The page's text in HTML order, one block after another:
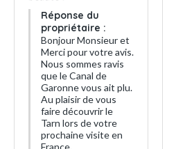
Réponse du
propriétaire :
Bonjour Monsieur et
Merci pour votre avis.
Nous sommes ravis
que le Canal de
Garonne vous ait plu.
Au plaisir de vous
faire découvrir le
Tarn lors de votre
prochaine visite en
France.